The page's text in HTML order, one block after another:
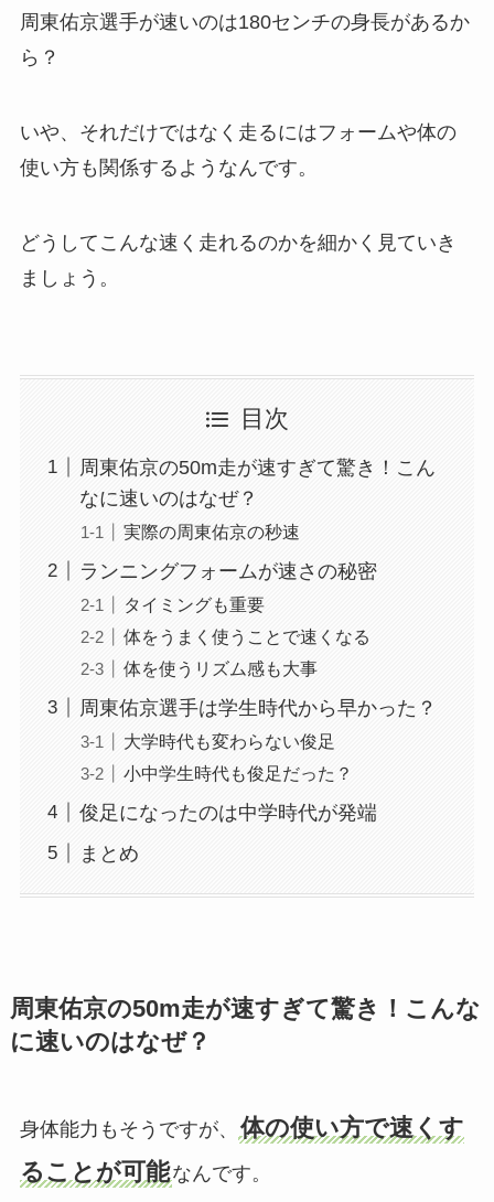
周東佑京選手が速いのは180センチの身長があるか
ら？
いや、それだけではなく走るにはフォームや体の
使い方も関係するようなんです。
どうしてこんな速く走れるのかを細かく見ていき
ましょう。
目次
周東佑京の50m走が速すぎて驚き！こん
なに速いのはなぜ？
実際の周東佑京の秒速
ランニングフォームが速さの秘密
タイミングも重要
体をうまく使うことで速くなる
体を使うリズム感も大事
周東佑京選手は学生時代から早かった？
大学時代も変わらない俊足
小中学生時代も俊足だった？
俊足になったのは中学時代が発端
まとめ
周東佑京の50m走が速すぎて驚き！こんな
に速いのはなぜ？
身体能力もそうですが、
体の使い方で速くす
ることが可能なんです。